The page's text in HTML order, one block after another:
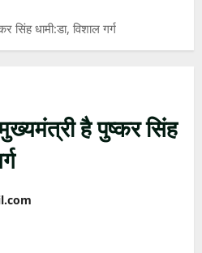
धामी:डा, विशाल गर्ग
है पुष्कर सिंह